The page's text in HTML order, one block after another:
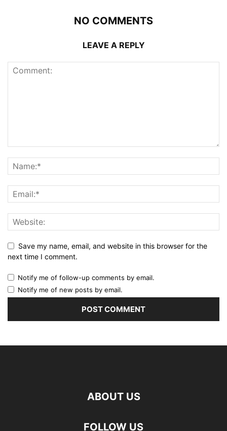
NO COMMENTS
LEAVE A REPLY
Save my name, email, and website in this browser for the
next time I comment.
Notify me of follow-up comments by email.
Notify me of new posts by email.
ABOUT US
FOLLOW US